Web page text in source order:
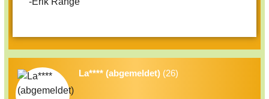
La**** (abgemeldet) (26)